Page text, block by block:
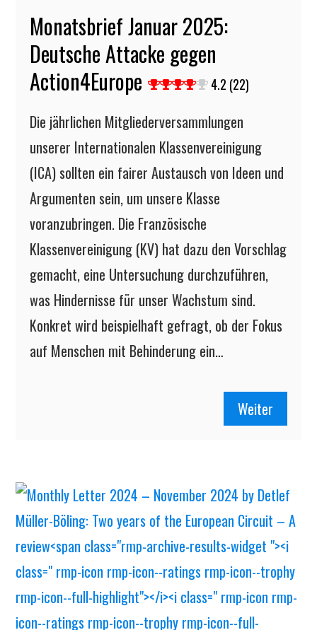
Monatsbrief Januar 2025:
Deutsche Attacke gegen
Action4Europe
4.2 (22)
Die jährlichen Mitgliederversammlungen
unserer Internationalen Klassenvereinigung
(ICA) sollten ein fairer Austausch von Ideen und
Argumenten sein, um unsere Klasse
voranzubringen. Die Französische
Klassenvereinigung (KV) hat dazu den Vorschlag
gemacht, eine Untersuchung durchzuführen,
was Hindernisse für unser Wachstum sind.
Konkret wird beispielhaft gefragt, ob der Fokus
auf Menschen mit Behinderung ein…
Weiter